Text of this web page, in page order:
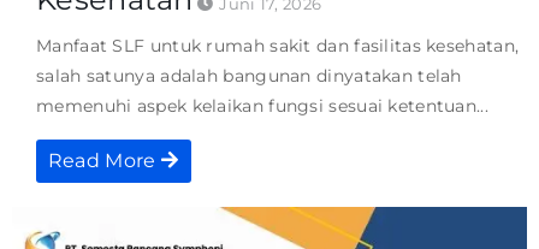
Juni 17, 2026
Manfaat SLF untuk rumah sakit dan fasilitas kesehatan,
salah satunya adalah bangunan dinyatakan telah
memenuhi aspek kelaikan fungsi sesuai ketentuan...
Read More